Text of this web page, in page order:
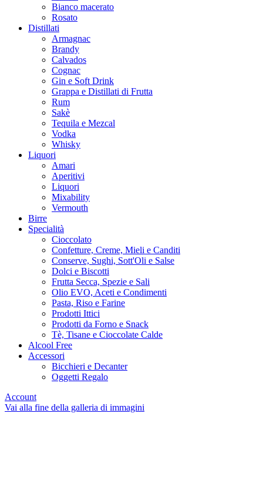
Bianco macerato
Rosato
Distillati
Armagnac
Brandy
Calvados
Cognac
Gin e Soft Drink
Grappa e Distillati di Frutta
Rum
Sakè
Tequila e Mezcal
Vodka
Whisky
Liquori
Amari
Aperitivi
Liquori
Mixability
Vermouth
Birre
Specialità
Cioccolato
Confetture, Creme, Mieli e Canditi
Conserve, Sughi, Sott'Oli e Salse
Dolci e Biscotti
Frutta Secca, Spezie e Sali
Olio EVO, Aceti e Condimenti
Pasta, Riso e Farine
Prodotti Ittici
Prodotti da Forno e Snack
Tè, Tisane e Cioccolate Calde
Alcool Free
Accessori
Bicchieri e Decanter
Oggetti Regalo
Account
Vai alla fine della galleria di immagini